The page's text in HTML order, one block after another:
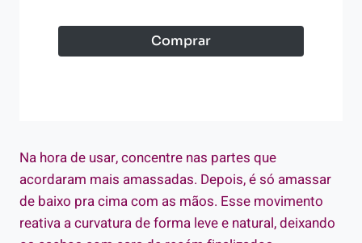
Comprar
Na hora de usar, concentre nas partes que
acordaram mais amassadas. Depois, é só amassar
de baixo pra cima com as mãos. Esse movimento
reativa a curvatura de forma leve e natural, deixando